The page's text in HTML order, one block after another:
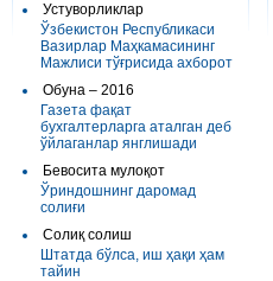
Устуворликлар
Ўзбекистон Республикаси
Вазирлар Маҳкамасининг
Мажлиси тўғрисида ахборот
Обуна – 2016
Газета фақат
бухгалтерларга аталган деб
ўйлаганлар янглишади
Бевосита мулоқот
Ўриндошнинг даромад
солиғи
Солиқ солиш
Штатда бўлса, иш ҳақи ҳам
тайин